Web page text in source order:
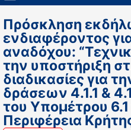
Πρόσκληση
ενδιαφέροντος
αναδόχου:
την υποστήριξη
διαδικασίες για
δράσεων 4.1.1 &
του Υπομέτρου
Περιφέρεια